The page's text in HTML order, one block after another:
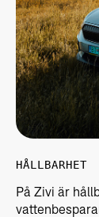
HÅLLBARHET
På Zivi är